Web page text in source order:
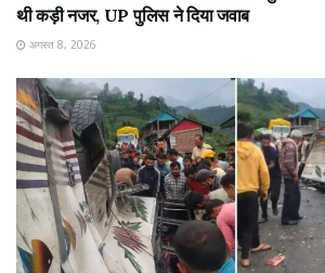
थी कड़ी नजर, UP पुलिस ने दिया जवाब
अगस्त 8, 2026